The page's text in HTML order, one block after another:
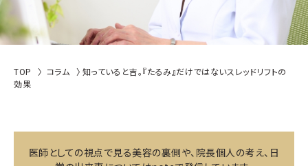
TOP コラム
知っていると吉。『たるみ』だけではないスレッドリフトの
効果
医師としての視点で見る美容の裏側や、院長個人の考え、日